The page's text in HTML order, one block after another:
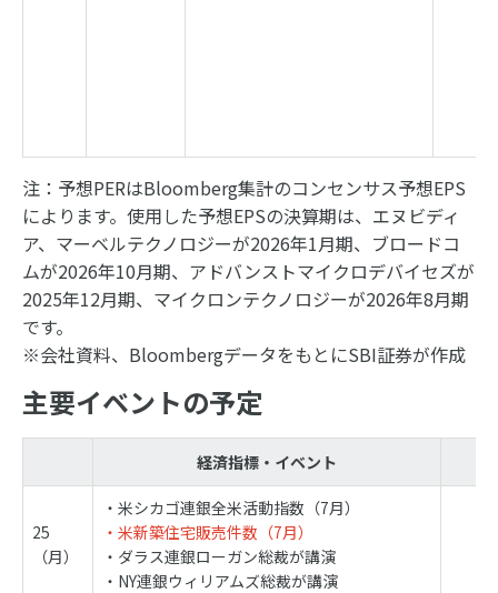
注：予想PERはBloomberg集計のコンセンサス予想EPS
によります。使用した予想EPSの決算期は、エヌビディ
ア、マーベルテクノロジーが2026年1月期、ブロードコ
ムが2026年10月期、アドバンストマイクロデバイセズが
2025年12月期、マイクロンテクノロジーが2026年8月期
です。
※会社資料、BloombergデータをもとにSBI証券が作成
主要イベントの予定
経済指標・イベント
25
（月）
・米シカゴ連銀全米活動指数（7月）
・米新築住宅販売件数（7月）
・ダラス連銀ローガン総裁が講演
・NY連銀ウィリアムズ総裁が講演